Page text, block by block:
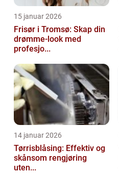
15 januar 2026
Frisør i Tromsø: Skap din
drømme-look med
profesjo...
14 januar 2026
Tørrisblåsing: Effektiv og
skånsom rengjøring
uten...